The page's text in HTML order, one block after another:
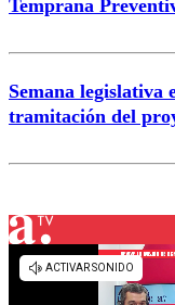
Temprana
Semana legislativa
tramitación del